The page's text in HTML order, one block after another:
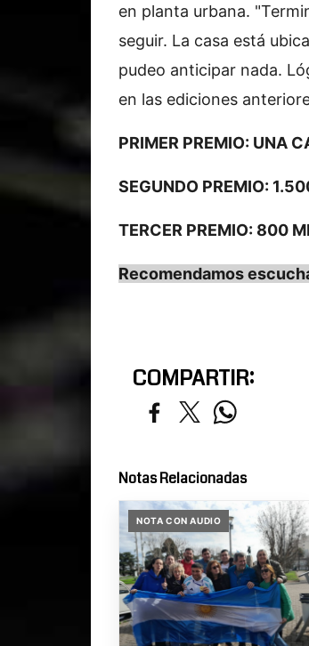
en planta urbana.
seguir. La casa está
pudeo anticipar nada.
en las ediciones
PRIMER PREMIO: UNA
SEGUNDO PREMIO:
TERCER PREMIO: 800
Recomendamos
COMPARTIR:
Notas Relacionadas
NOTA CON AUDIO